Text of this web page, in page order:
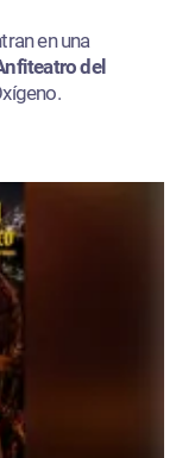
en una
del